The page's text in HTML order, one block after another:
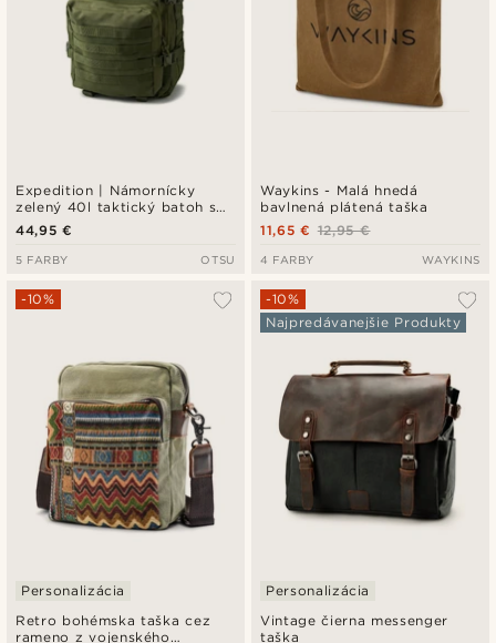
Expedition | Námornícky
zelený 40l taktický batoh s
panelom na nášivky
44,95 €
5 FARBY OTSU
Waykins - Malá hnedá
bavlnená plátená taška
12,95 €
11,65 €
4 FARBY WAYKINS
Retro bohémska taška cez
rameno z vojenského
-10%
Personalizácia
Vintage čierna messenger
taška
-10%
Najpredávanejšie Produkty
Personalizácia